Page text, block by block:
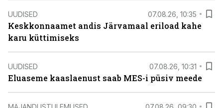
UUDISED 07.08.26, 10:35
Keskkonnaamet andis Järvamaal eriload kahe
karu küttimiseks
UUDISED 07.08.26, 10:31
Eluaseme kaaslaenust saab MES-i püsiv meede